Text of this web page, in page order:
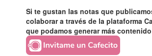
Si te gustan las notas que
colaborar a través de la plataforma
que podamos generar más